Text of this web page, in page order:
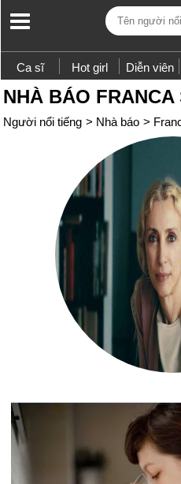
Ca sĩ Hot girl Diễn viên
NHÀ BÁO FRANCA
Người nổi tiếng > Nhà báo >